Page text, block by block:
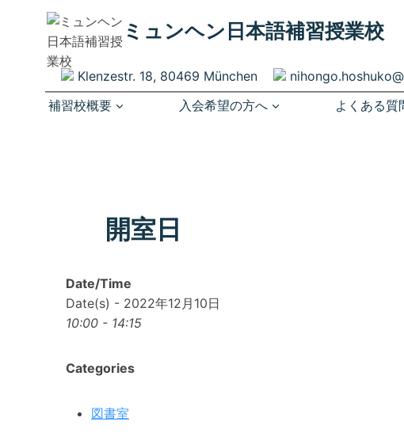
ミュンヘン​日本語補習授業校
Klenzestr. 18, 80469 München
補習校概要
入会希望の方へ よくある質
開室日
Date/Time
Date(s) - 2022年12月10日
10:00 - 14:15
Categories
図書室